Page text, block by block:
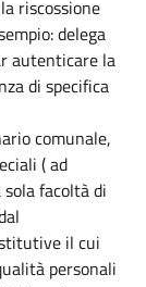
riscossione
delega
autenticare la
di specifica
comunale,
( ad
facoltà di
il cui
personali